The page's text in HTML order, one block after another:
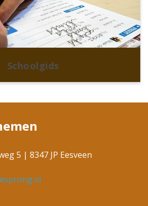
Schoolgids
5 | 8347 JP Eesveen